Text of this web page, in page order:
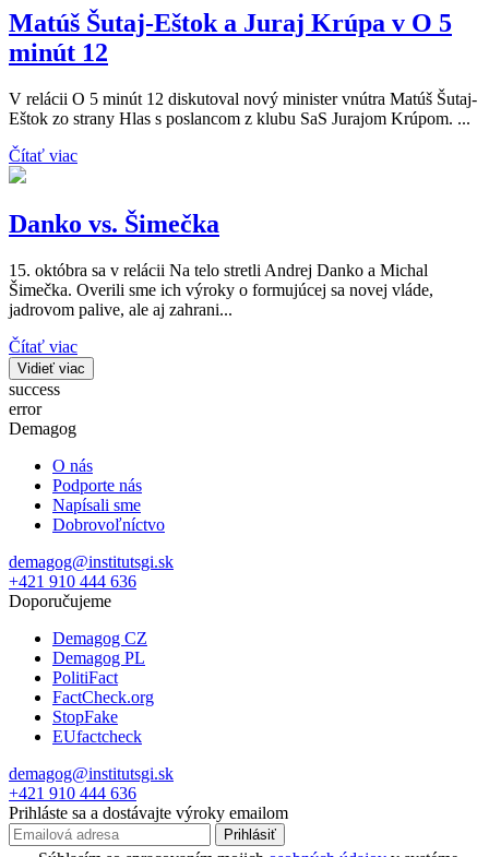
Matúš Šutaj-Eštok a Juraj Krúpa v O 5
minút 12
V relácii O 5 minút 12 diskutoval nový minister vnútra Matúš Šutaj-
Eštok zo strany Hlas s poslancom z klubu SaS Jurajom Krúpom. ...
Čítať viac
Danko vs. Šimečka
15. októbra sa v relácii Na telo stretli Andrej Danko a Michal
Šimečka. Overili sme ich výroky o formujúcej sa novej vláde,
jadrovom palive, ale aj zahrani...
Čítať viac
Vidieť viac
success
error
Demagog
O nás
Podporte nás
Napísali sme
Dobrovoľníctvo
demagog@institutsgi.sk
+421 910 444 636
Doporučujeme
Demagog CZ
Demagog PL
PolitiFact
FactCheck.org
StopFake
EUfactcheck
demagog@institutsgi.sk
+421 910 444 636
Prihláste sa a dostávajte výroky emailom
Prihlásiť